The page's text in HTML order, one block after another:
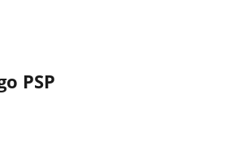
PSP